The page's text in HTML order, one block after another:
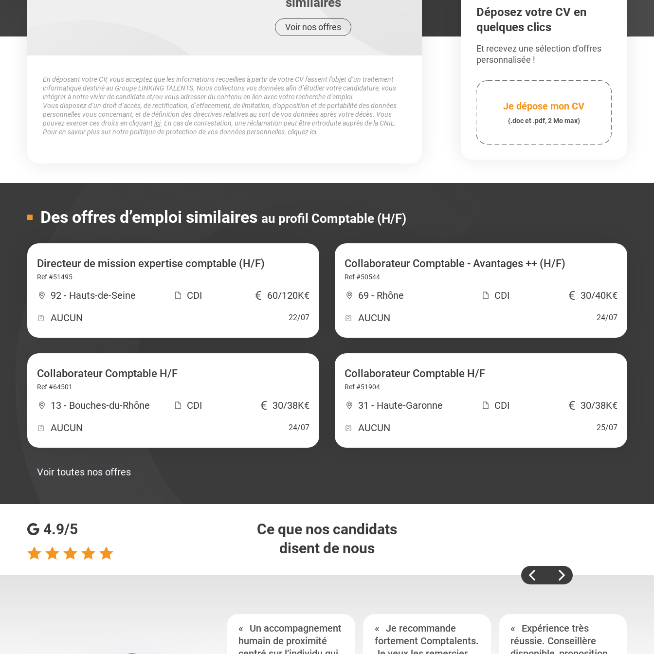
Voir nos offres
En déposant votre CV, vous acceptez que les informations recueillies à partir de votre CV fassent l’objet d’un traitement
informatique destiné au Groupe LINKING TALENTS. Nous collectons vos données afin d’étudier votre candidature, vous
intégrer à notre vivier de candidats et/ou vous adresser du contenu en lien avec votre recherche d’emploi.
Vous disposez d’un droit d’accès, de rectification, d’effacement, de limitation, d’opposition et de portabilité des données
personnelles vous concernant, et de définition des directives relatives au sort de vos données après votre décès. Vous
pouvez exercer ces droits en cliquantici. En cas de contestation, une réclamation peut être introduite auprès de la CNIL.
Pour en savoir plus sur notre politique de protection de vos données personnelles, cliquezici.
Déposez votre CV en
quelques clics
Et recevez une sélection d’offres
personnalisée !
Je dépose mon CV
(.doc et .pdf, 2 Mo max)
Des offres d’emploi similaires au profil Comptable (H/F)
Directeur de mission expertise comptable (H/F)
Ref #51495
92 - Hauts-de-Seine CDI
60/120K€
AUCUN
22/07
Collaborateur Comptable - Avantages ++ (H/F)
Ref #50544
69 - Rhône CDI
30/40K€
AUCUN
24/07
Collaborateur Comptable H/F
Ref #64501
13 - Bouches-du-Rhône CDI
30/38K€
AUCUN
24/07
Collaborateur Comptable H/F
Ref #51904
31 - Haute-Garonne CDI
30/38K€
AUCUN
25/07
Voir toutes nos offres
4.9/5
Ce que nos candidats
disent de nous
Un accompagnement
humain de proximité
Je recommande
fortement Comptalents.
Expérience très
réussie. Conseillère